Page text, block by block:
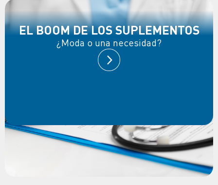
EL BOOM DE LOS SUPLEMENTOS
¿Moda o una necesidad?